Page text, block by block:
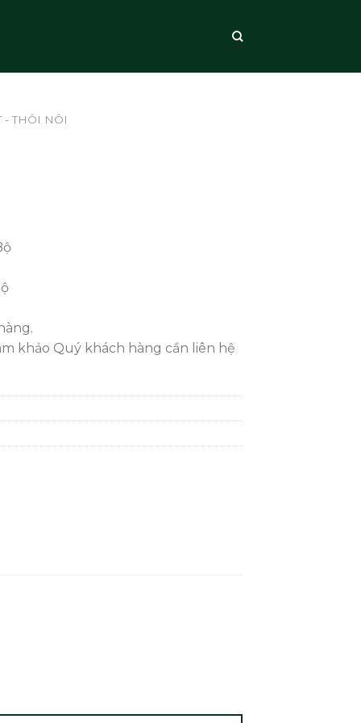
- THÔI NÔI
khảo Quý khách hàng cần liên hệ